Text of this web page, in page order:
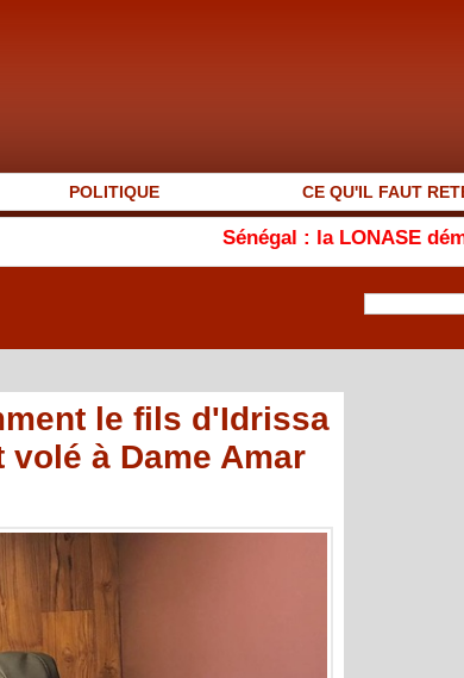
POLITIQUE CE QU'IL FAUT
Sénégal : la LONASE dément
le fils d'Idrissa
à Dame Amar